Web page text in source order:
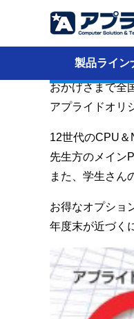
製品ライン
大学・研究室コ
年度末、まだ間
2022年02月10日
こんにちは。ア
おかげさまで全
アプライドオリ
12世代のCPU＆
先生方のメイン
また、学生さん
お得なオプショ
年度末が近づく